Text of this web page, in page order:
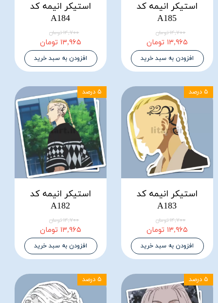
استیکر انیمه کد
A185
۱۴,۷۰۰ تومان
۱۳,۹۶۵ تومان
افزودن به سبد خرید
استیکر انیمه کد
A184
۱۴,۷۰۰ تومان
۱۳,۹۶۵ تومان
افزودن به سبد خرید
استیکر انیمه کد
A183
۱۴,۷۰۰ تومان
۱۳,۹۶۵ تومان
افزودن به سبد خرید
۵ درصد
استیکر انیمه کد
A182
۱۴,۷۰۰ تومان
۱۳,۹۶۵ تومان
افزودن به سبد خرید
۵ درصد
۵ درصد ۵ درصد